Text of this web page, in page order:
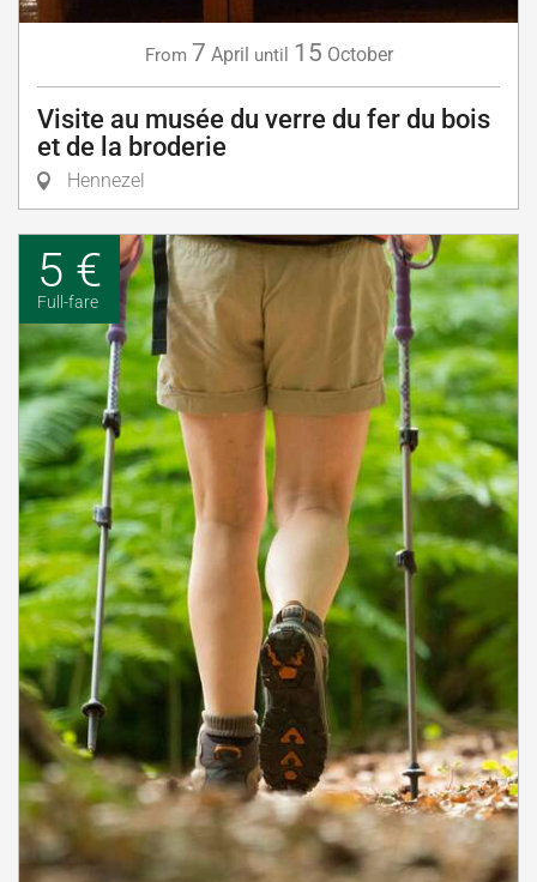
From 7 April until 15 October
Visite au musée du verre du fer du bois
et de la broderie
Hennezel
5 €
Full-fare